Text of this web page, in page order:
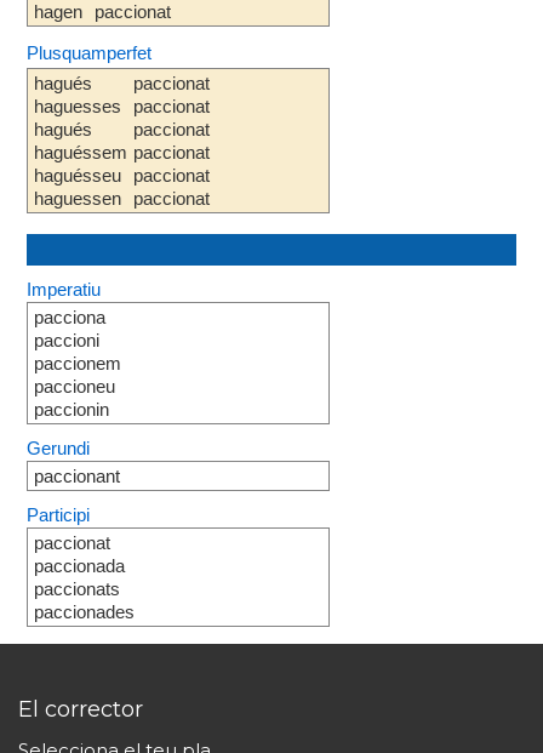
hagen
paccionat
Plusquamperfet
hagués
haguesses
hagués
haguéssem
haguésseu
haguessen
paccionat
paccionat
paccionat
paccionat
paccionat
paccionat
Imperatiu
pacciona
paccioni
paccionem
paccioneu
paccionin
Gerundi
paccionant
Participi
paccionat
paccionada
paccionats
paccionades
El corrector